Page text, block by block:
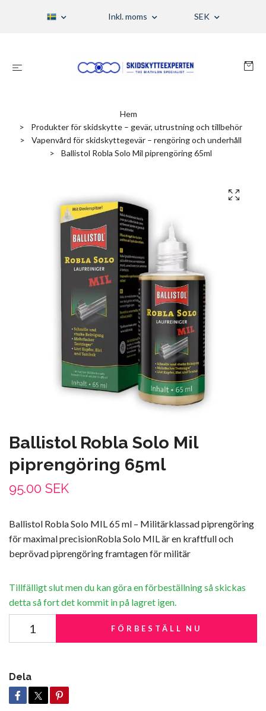
Inkl. moms SEK
Hem
Produkter för skidskytte – gevär, utrustning och tillbehör
Vapenvård för skidskyttegevär – rengöring och underhåll
Ballistol Robla Solo Mil piprengöring 65ml
Ballistol Robla Solo Mil
piprengöring 65ml
95.00 SEK
Ballistol Robla Solo MIL 65 ml – Militärklassad piprengöring
för maximal precisionRobla Solo MIL är en kraftfull och
beprövad piprengöring framtagen för militär
Tillfälligt slut men du kan göra en förbeställning så skickas
detta så fort det kommit in på lagret igen.
FÖRBESTÄLL NU
Dela